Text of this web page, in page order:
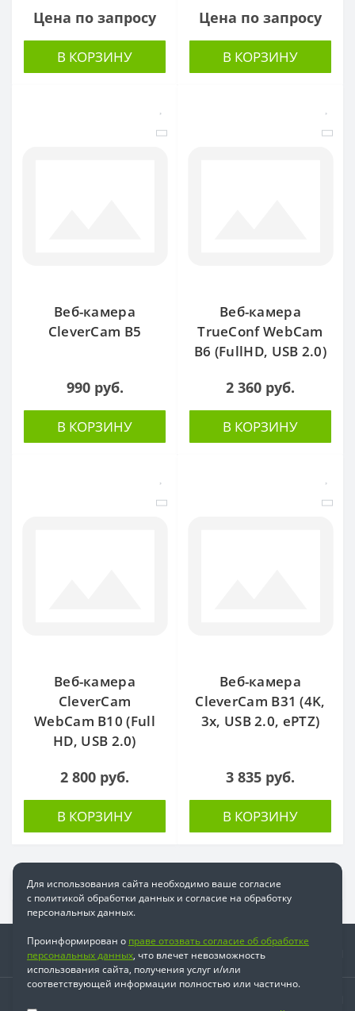
Цена по запросу
В КОРЗИНУ
Цена по запросу
В КОРЗИНУ
Веб-камера
CleverCam B5
990 руб.
В КОРЗИНУ
Веб-камера
TrueConf WebCam
B6 (FullHD, USB 2.0)
2 360 руб.
В КОРЗИНУ
Веб-камера
CleverCam
WebCam B10 (Full
HD, USB 2.0)
2 800 руб.
В КОРЗИНУ
Веб-камера
CleverCam B31 (4K,
3x, USB 2.0, ePTZ)
3 835 руб.
В КОРЗИНУ
Для использования сайта необходимо ваше согласие
с политикой обработки данных и согласие на обработку
персональных данных.
Проинформирован о праве отозвать согласие об обработке
персональных данных, что влечет невозможность
использования сайта, получения услуг и/или
соответствующей информации полностью или частично.
Информация